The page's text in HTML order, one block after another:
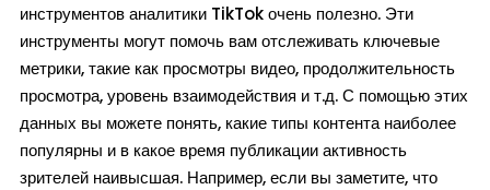
инструментов аналитики TikTok очень полезно. Эти
инструменты могут помочь вам отслеживать ключевые
метрики, такие как просмотры видео, продолжительность
просмотра, уровень взаимодействия и т.д. С помощью этих
данных вы можете понять, какие типы контента наиболее
популярны и в какое время публикации активность
зрителей наивысшая. Например, если вы заметите, что